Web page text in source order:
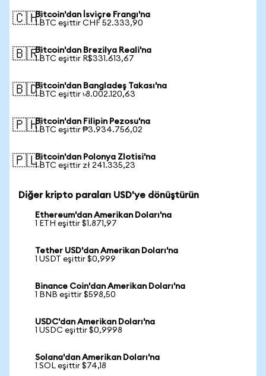
🇨🇭Bitcoin'dan İsviçre Frangı'na
1 BTC eşittir CHF 52.333,90
🇧🇷Bitcoin'dan Brezilya Reali'na
1 BTC eşittir R$331.613,67
🇧🇩Bitcoin'dan Bangladeş Takası'na
1 BTC eşittir ৳8.002.120,63
🇵🇭Bitcoin'dan Filipin Pezosu'na
1 BTC eşittir ₱3.934.756,02
🇵🇱Bitcoin'dan Polonya Zlotisi'na
1 BTC eşittir zł 241.335,23
Diğer kripto paraları USD'ye dönüştürün
Ethereum'dan Amerikan Doları'na
1 ETH eşittir $1.871,97
Tether USD'dan Amerikan Doları'na
1 USDT eşittir $0,999
Binance Coin'dan Amerikan Doları'na
1 BNB eşittir $598,50
USDC'dan Amerikan Doları'na
1 USDC eşittir $0,9998
Solana'dan Amerikan Doları'na
1 SOL eşittir $74,18